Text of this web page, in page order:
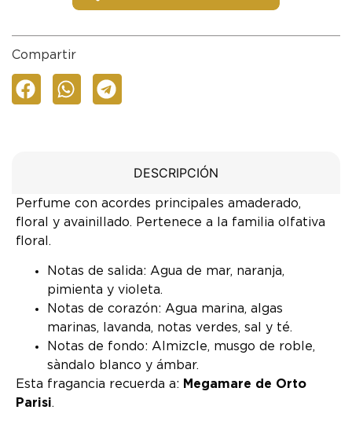
Compartir
DESCRIPCIÓN
Perfume con acordes principales amaderado,
floral y avainillado. Pertenece a la familia olfativa
floral.
Notas de salida: Agua de mar, naranja,
pimienta y violeta.
Notas de corazón: Agua marina, algas
marinas, lavanda, notas verdes, sal y té.
Notas de fondo: Almizcle, musgo de roble,
sàndalo blanco y ámbar.
Esta fragancia recuerda a: Megamare de Orto
Parisi.